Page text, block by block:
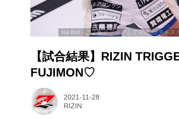
via text - ここをクリックして引用元(テキス
【試合結果】RIZIN
FUJIMON♡
2021-11-28
RIZIN